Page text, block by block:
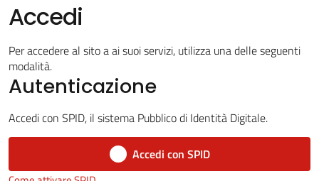
Vivere
Casalfiumanese
5x1000
Servizi
Accedi
Per accedere al sito a ai suoi servizi, utilizza una delle seguenti
modalità.
Autenticazione
Accedi con SPID, il sistema Pubblico di Identità Digitale.
Accedi con SPID